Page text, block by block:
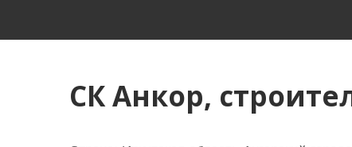
СК Анкор,